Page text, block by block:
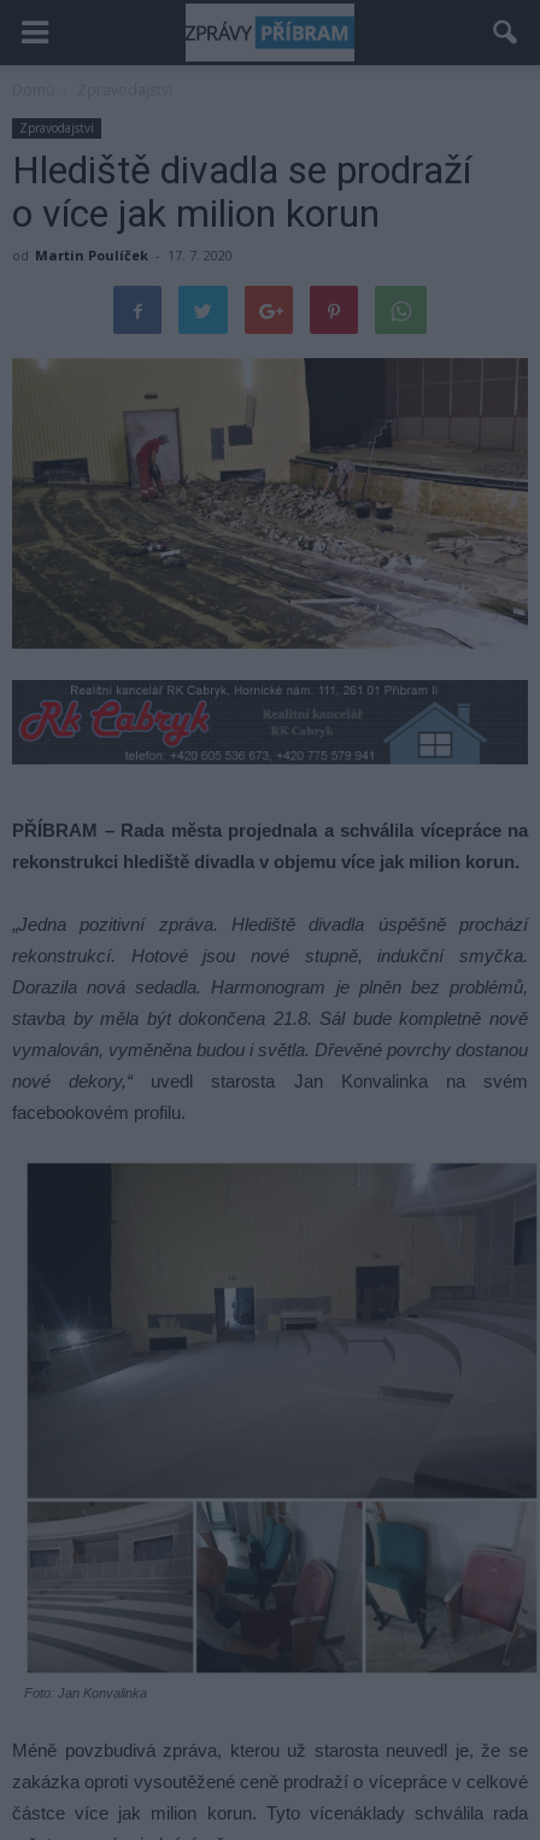
Zpravodajství
Hlediště divadla se prodraží
o více jak milion korun
od Martin Poulíček - 17. 7. 2020
PŘÍBRAM – Rada města projednala a schválila vícepráce na
rekonstrukci hlediště divadla v objemu více jak milion korun.
„Jedna pozitivní zpráva. Hlediště divadla úspěšně prochází
rekonstrukcí. Hotové jsou nové stupně, indukční smyčka.
Dorazila nová sedadla. Harmonogram je plněn bez problémů,
stavba by měla být dokončena 21.8. Sál bude kompletně nově
vymalován, vyměněna budou i světla. Dřevěné povrchy dostanou
nové dekory,“ uvedl starosta Jan Konvalinka na svém
facebookovém profilu.
Foto: Jan Konvalinka
Méně povzbudivá zpráva, kterou už starosta neuvedl je, že se
zakázka oproti vysoutěžené ceně prodraží o vícepráce v celkové
částce více jak milion korun. Tyto vícenáklady schválila rada